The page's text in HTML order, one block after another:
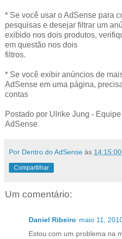
* Se você usar o AdSense para
pesquisas e desejar filtrar um
exibido nos dois produtos,
em questão nos dois
filtros.
* Se você exibir anúncios de
AdSense em uma página,
contas
Postado por Ulrike Jung -
AdSense
Por Dentro do AdSense às 14:15:00
Compartilhar
Um comentário:
Daniel Ribeiro maio 11,
Estou com um problema na